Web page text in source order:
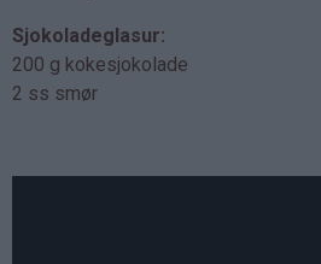
Sjokoladeglasur:
200 g kokesjokolade
2 ss smør